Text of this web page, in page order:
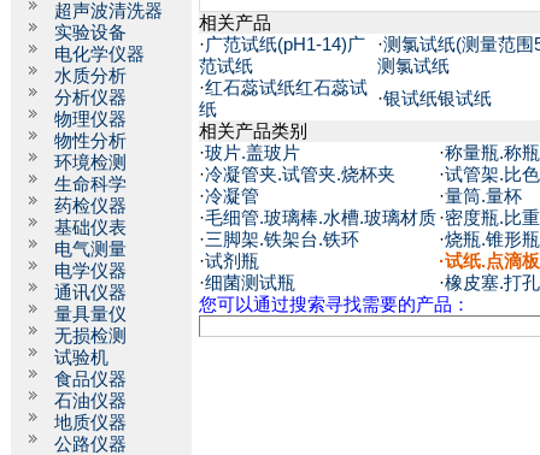
超声波清洗器
实验设备
电化学仪器
水质分析
分析仪器
物理仪器
物性分析
环境检测
生命科学
药检仪器
基础仪表
电气测量
电学仪器
通讯仪器
量具量仪
无损检测
试验机
食品仪器
石油仪器
地质仪器
公路仪器
相关产品
·广范试纸(pH1-14)广
范试纸
·测氯试纸(测量范围
测氯试纸
·红石蕊试纸红石蕊试
纸
·银试纸银试纸
相关产品类别
·玻片.盖玻片 ·称量瓶.称
·冷凝管夹.试管夹.烧杯夹 ·试管架.比
·冷凝管 ·量筒.量杯
·毛细管.玻璃棒.水槽.玻璃材质·密度瓶.比
·三脚架.铁架台.铁环 ·烧瓶.锥形
·试剂瓶 ·试纸.点滴
·细菌测试瓶 ·橡皮塞.打
您可以通过搜索寻找需要的产品：